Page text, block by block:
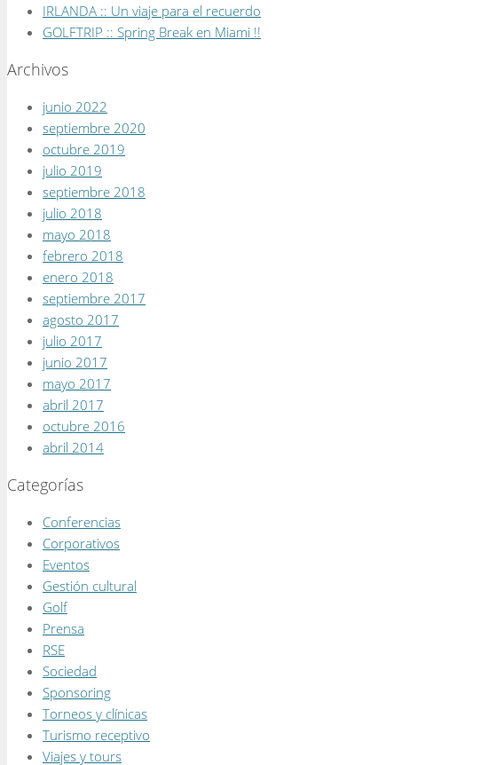
IRLANDA :: Un viaje para el recuerdo
GOLFTRIP :: Spring Break en Miami !!
Archivos
junio 2022
septiembre 2020
octubre 2019
julio 2019
septiembre 2018
julio 2018
mayo 2018
febrero 2018
enero 2018
septiembre 2017
agosto 2017
julio 2017
junio 2017
mayo 2017
abril 2017
octubre 2016
abril 2014
Categorías
Conferencias
Corporativos
Eventos
Gestión cultural
Golf
Prensa
RSE
Sociedad
Sponsoring
Torneos y clínicas
Turismo receptivo
Viajes y tours